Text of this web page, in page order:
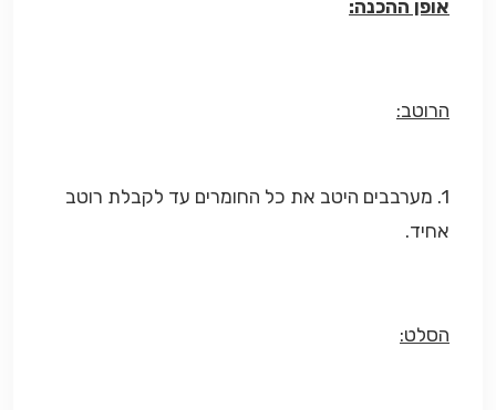
אופן ההכנה:
הרוטב:
1. מערבבים היטב את כל החומרים עד לקבלת רוטב
אחיד.
הסלט: